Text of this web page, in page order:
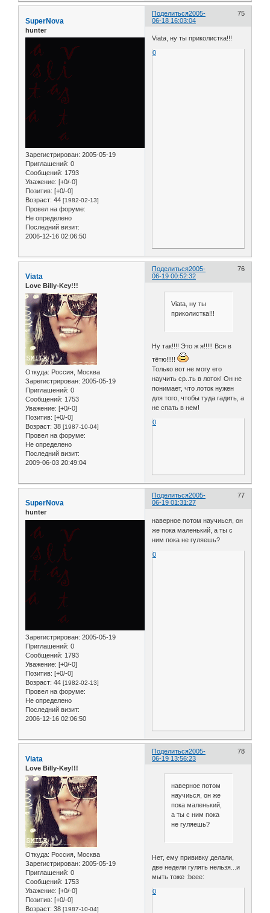
Поделиться 75
2005-
06-18 16:03:04
SuperNova
hunter
Зарегистрирован: 2005-05-19
Приглашений: 0
Сообщений: 1793
Уважение: [+0/-0]
Позитив: [+0/-0]
Возраст: 44 [1982-02-13]
Провел на форуме:
Не определено
Последний визит:
2006-12-16 02:06:50
Viata, ну ты приколистка!!!
0
Поделиться 76
2005-
06-19 00:52:32
Viata
Love Billy-Key!!!
Откуда: Россия, Москва
Зарегистрирован: 2005-05-19
Приглашений: 0
Сообщений: 1753
Уважение: [+0/-0]
Позитив: [+0/-0]
Возраст: 38 [1987-10-04]
Провел на форуме:
Не определено
Последний визит:
2009-06-03 20:49:04
Viata, ну ты
приколистка!!!
Ну так!!!! Это ж я!!!!! Вся в
тётю!!!!!
Только вот не могу его
научить ср..ть в лоток! Он не
понимает, что лоток нужен
для того, чтобы туда гадить, а
не спать в нем!
0
Поделиться 77
2005-
06-19 01:31:27
SuperNova
hunter
Зарегистрирован: 2005-05-19
Приглашений: 0
Сообщений: 1793
Уважение: [+0/-0]
Позитив: [+0/-0]
Возраст: 44 [1982-02-13]
Провел на форуме:
Не определено
Последний визит:
2006-12-16 02:06:50
наверное потом научиься, он
же пока маленький, а ты с
ним пока не гуляешь?
0
Поделиться 78
2005-
06-19 13:56:23
Viata
Love Billy-Key!!!
Откуда: Россия, Москва
Зарегистрирован: 2005-05-19
Приглашений: 0
Сообщений: 1753
Уважение: [+0/-0]
Позитив: [+0/-0]
Возраст: 38 [1987-10-04]
наверное потом
научиься, он же
пока маленький,
а ты с ним пока
не гуляешь?
Нет, ему прививку делали,
две недели гулять нельзя...и
мыть тоже :beee:
0